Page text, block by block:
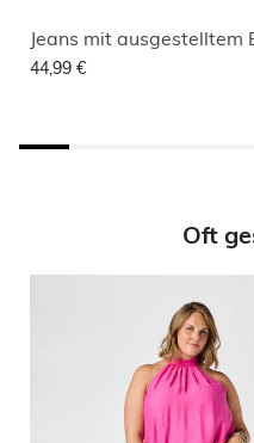
44,99 €
Oft